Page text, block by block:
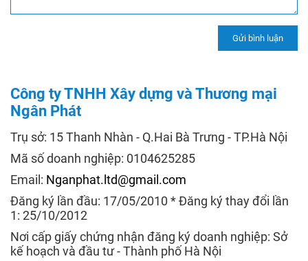
Công ty TNHH Xây dựng và Thương mại
Ngân Phát
Trụ sở: 15 Thanh Nhàn - Q.Hai Bà Trưng - TP.Hà Nội
Mã số doanh nghiệp: 0104625285
Email: Nganphat.ltd@gmail.com
Đăng ký lần đầu: 17/05/2010 * Đăng ký thay đổi lần
1: 25/10/2012
Nơi cấp giấy chứng nhận đăng ký doanh nghiệp: Sở
kế hoạch và đầu tư - Thành phố Hà Nội